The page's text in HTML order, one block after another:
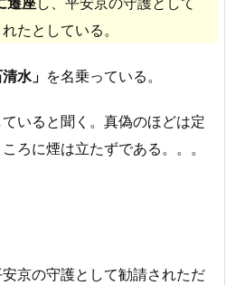
たとしている。
水」 を名乗っている。
いると聞く。真偽のほどは定
ろに煙は立たずである。。。
京の守護として勧請されただ